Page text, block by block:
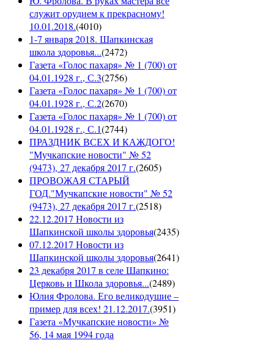
служит орудием к прекрасному!
10.01.2018.(4010)
1-7 января 2018. Шапкинская
школа здоровья...(2472)
Газета «Голос пахаря» № 1 (700) от
04.01.1928 г., С.3(2756)
Газета «Голос пахаря» № 1 (700) от
04.01.1928 г., С.2(2670)
Газета «Голос пахаря» № 1 (700) от
04.01.1928 г., С.1(2744)
ПРАЗДНИК ВСЕХ И КАЖДОГО!
"Мучкапские новости" № 52
(9473), 27 декабря 2017 г.(2605)
ПРОВОЖАЯ СТАРЫЙ
ГОД."Мучкапские новости" № 52
(9473), 27 декабря 2017 г.(2518)
22.12.2017 Новости из
Шапкинской школы здоровья(2435)
07.12.2017 Новости из
Шапкинской школы здоровья(2641)
23 декабря 2017 в селе Шапкино:
Церковь и Школа здоровья...(2489)
Юлия Фролова. Его великодушие –
пример для всех! 21.12.2017.(3951)
Газета «Мучкапские новости» №
56, 14 мая 1994 года